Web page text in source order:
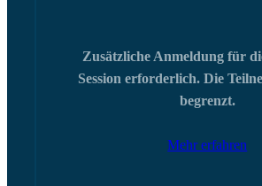
Zusätzliche Anmeldung für
Session erforderlich. Die
begrenzt.
Mehr erfahren